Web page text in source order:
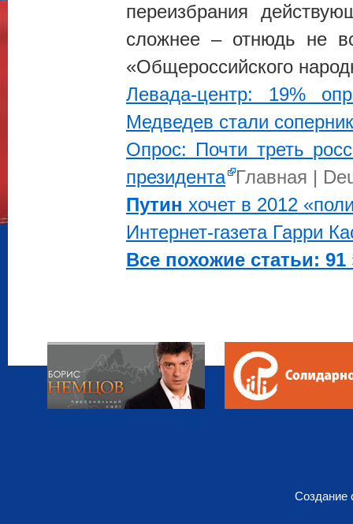
переизбрания
сложнее – отнюдь не
«Общероссийского
Левада-центр: 19%
Медведев стали
Опрос: Почти треть
президента Главная |
Путин хочет в 2012
Интернет-газета Гарри
Все похожие статьи: 91
Создание